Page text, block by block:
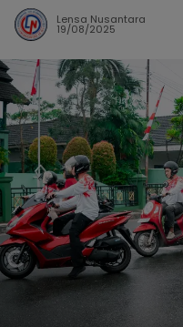
Lensa Nusantara
19/08/2025